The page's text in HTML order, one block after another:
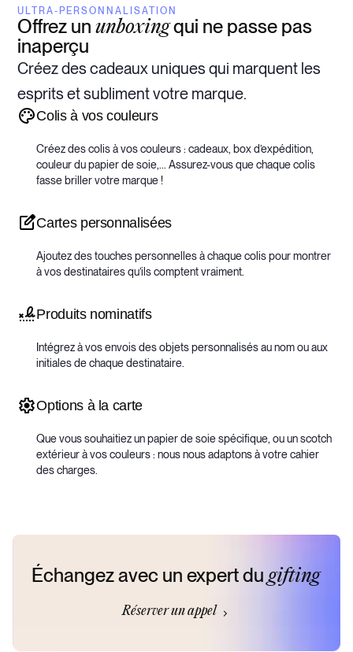
ULTRA-PERSONNALISATION
Offrez ununboxingqui ne passe pas
inaperçu
Créez des cadeaux uniques qui marquent les
esprits et subliment votre marque.
Colis à vos couleurs
Créez des colis à vos couleurs : cadeaux, box d’expédition,
couleur du papier de soie,... Assurez-vous que chaque colis
fasse briller votre marque !
Cartes personnalisées
Ajoutez des touches personnelles à chaque colis pour montrer
à vos destinataires qu’ils comptent vraiment.
Produits nominatifs
Intégrez à vos envois des objets personnalisés au nom ou aux
initiales de chaque destinataire.
Options à la carte
Que vous souhaitiez un papier de soie spécifique, ou un scotch
extérieur à vos couleurs : nous nous adaptons à votre cahier
des charges.
Échangez avec un expert du gifting
Réserver un appel